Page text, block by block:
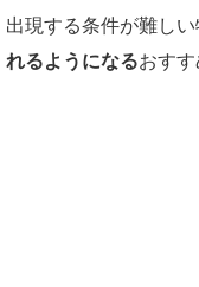
出現する条件が難しい
れるようになるおすす